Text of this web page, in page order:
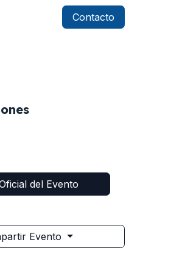
Contacto
del Evento
Evento